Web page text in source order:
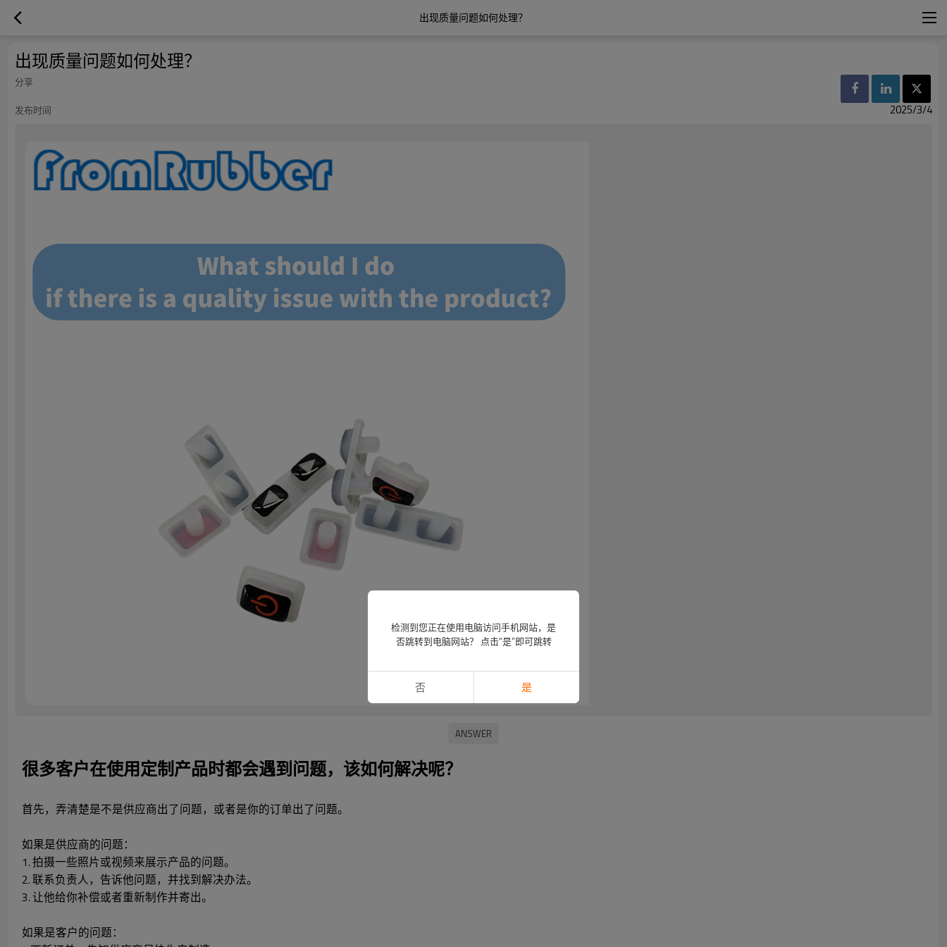
出现质量问题如何处理？
出现质量问题如何处理？
分享
发布时间
2025/3/4
很多客户在使用定制产品时都会遇到问题，该如何解决呢？
首先，弄清楚是不是供应商出了问题，或者是你的订单出了问题。
如果是供应商的问题：
1. 拍摄一些照片或视频来展示产品的问题。
2. 联系负责人，告诉他问题，并找到解决办法。
3. 让他给你补偿或者重新制作并寄出。
如果是客户的问题：
检测到您正在使用电脑访问手机网站，是
否跳转到电脑网站？ 点击“是”即可跳转
否 是